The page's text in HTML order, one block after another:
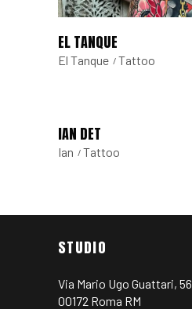
EL TANQUE
El Tanque Tattoo
IAN DET
Ian Tattoo
STUDIO
Via Mario Ugo Guattari, 56
00172 Roma RM